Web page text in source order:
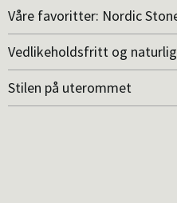
Våre favoritter: Nordic
Vedlikeholdsfritt og
Stilen på uterommet